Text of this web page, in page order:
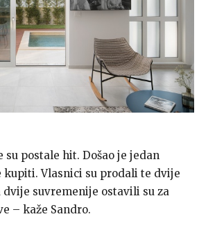
su postale hit. Došao je jedan
Vlasnici su prodali te dvije
suvremenije ostavili su za
– kaže Sandro.